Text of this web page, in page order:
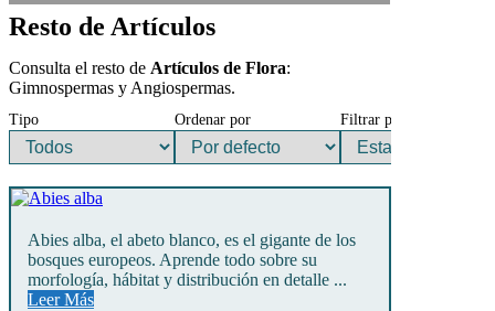
Resto de Artículos
Consulta el resto de Artículos de Flora:
Gimnospermas y Angiospermas.
Tipo Ordenar por Filtrar por
Abies alba, el abeto blanco, es el gigante de los
bosques europeos. Aprende todo sobre su
morfología, hábitat y distribución en detalle ...
Leer Más